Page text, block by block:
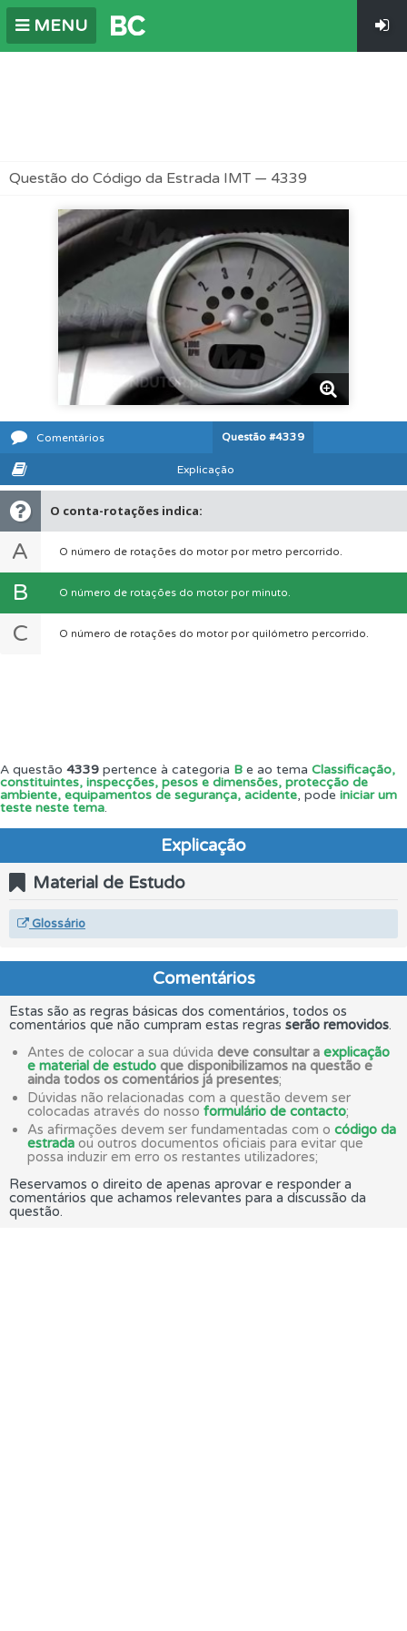
MENU
Questão do Código da Estrada IMT — 4339
Comentários Questão #4339
Explicação
O conta-rotações indica:
A O número de rotações do motor por metro percorrido.
B O número de rotações do motor por minuto.
C O número de rotações do motor por quilómetro percorrido.
A questão 4339 pertence à categoria B e ao tema Classificação,
constituintes, inspecções, pesos e dimensões, protecção de
ambiente, equipamentos de segurança, acidente, pode iniciar um
teste neste tema.
Explicação
Material de Estudo
Glossário
Comentários
Estas são as regras básicas dos comentários, todos os
comentários que não cumpram estas regras serão removidos.
Antes de colocar a sua dúvida deve consultar a explicação
e material de estudo que disponibilizamos na questão e
ainda todos os comentários já presentes;
Dúvidas não relacionadas com a questão devem ser
colocadas através do nosso formulário de contacto;
As afirmações devem ser fundamentadas com o código da
estrada ou outros documentos oficiais para evitar que
possa induzir em erro os restantes utilizadores;
Reservamos o direito de apenas aprovar e responder a
comentários que achamos relevantes para a discussão da
questão.